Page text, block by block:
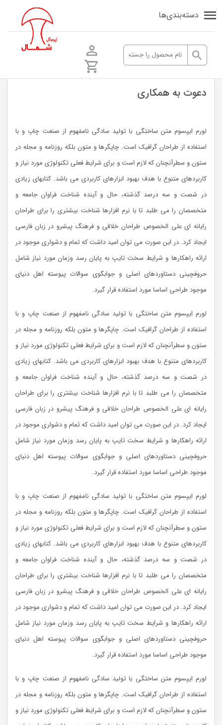
دسته‌بندی‌ها
دعوت به همکاری
لورم ایپسوم متن ساختگی با تولید سادگی نامفهوم از صنعت چاپ و با
استفاده از طراحان گرافیک است. چاپگرها و متون بلکه روزنامه و مجله در
ستون و سطرآنچنان که لازم است و برای شرایط فعلی تکنولوژی مورد نیاز و
کاربردهای متنوع با هدف بهبود ابزارهای کاربردی می باشد. کتابهای زیادی
در شصت و سه درصد گذشته، حال و آینده شناخت فراوان جامعه و
متخصصان را می طلبد تا با نرم افزارها شناخت بیشتری را برای طراحان
رایانه ای علی الخصوص طراحان خلاقی و فرهنگ پیشرو در زبان فارسی
ایجاد کرد. در این صورت می توان امید داشت که تمام و دشواری موجود در
ارائه راهکارها و شرایط سخت تایپ به پایان رسد وزمان مورد نیاز شامل
حروفچینی دستاوردهای اصلی و جوابگوی سوالات پیوسته اهل دنیای
موجود طراحی اساسا مورد استفاده قرار گیرد.
لورم ایپسوم متن ساختگی با تولید سادگی نامفهوم از صنعت چاپ و با
استفاده از طراحان گرافیک است. چاپگرها و متون بلکه روزنامه و مجله در
ستون و سطرآنچنان که لازم است و برای شرایط فعلی تکنولوژی مورد نیاز و
کاربردهای متنوع با هدف بهبود ابزارهای کاربردی می باشد. کتابهای زیادی
در شصت و سه درصد گذشته، حال و آینده شناخت فراوان جامعه و
متخصصان را می طلبد تا با نرم افزارها شناخت بیشتری را برای طراحان
رایانه ای علی الخصوص طراحان خلاقی و فرهنگ پیشرو در زبان فارسی
ایجاد کرد. در این صورت می توان امید داشت که تمام و دشواری موجود در
ارائه راهکارها و شرایط سخت تایپ به پایان رسد وزمان مورد نیاز شامل
حروفچینی دستاوردهای اصلی و جوابگوی سوالات پیوسته اهل دنیای
موجود طراحی اساسا مورد استفاده قرار گیرد.
لورم ایپسوم متن ساختگی با تولید سادگی نامفهوم از صنعت چاپ و با
استفاده از طراحان گرافیک است. چاپگرها و متون بلکه روزنامه و مجله در
ستون و سطرآنچنان که لازم است و برای شرایط فعلی تکنولوژی مورد نیاز و
کاربردهای متنوع با هدف بهبود ابزارهای کاربردی می باشد. کتابهای زیادی
در شصت و سه درصد گذشته، حال و آینده شناخت فراوان جامعه و
متخصصان را می طلبد تا با نرم افزارها شناخت بیشتری را برای طراحان
رایانه ای علی الخصوص طراحان خلاقی و فرهنگ پیشرو در زبان فارسی
ایجاد کرد. در این صورت می توان امید داشت که تمام و دشواری موجود در
ارائه راهکارها و شرایط سخت تایپ به پایان رسد وزمان مورد نیاز شامل
حروفچینی دستاوردهای اصلی و جوابگوی سوالات پیوسته اهل دنیای
موجود طراحی اساسا مورد استفاده قرار گیرد.
لورم ایپسوم متن ساختگی با تولید سادگی نامفهوم از صنعت چاپ و با
استفاده از طراحان گرافیک است. چاپگرها و متون بلکه روزنامه و مجله در
ستون و سطرآنچنان که لازم است و برای شرایط فعلی تکنولوژی مورد نیاز و